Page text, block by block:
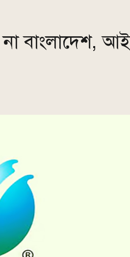
না বাংলাদেশ,